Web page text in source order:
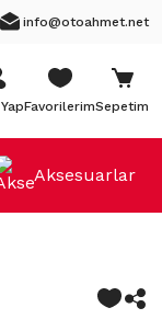
info@otoahmet.net
FavorilerimSepetim
Aksesuarlar